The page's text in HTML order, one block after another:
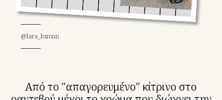
@lara_bsmnn
Από το "απαγορευμένο" κίτρινο στο